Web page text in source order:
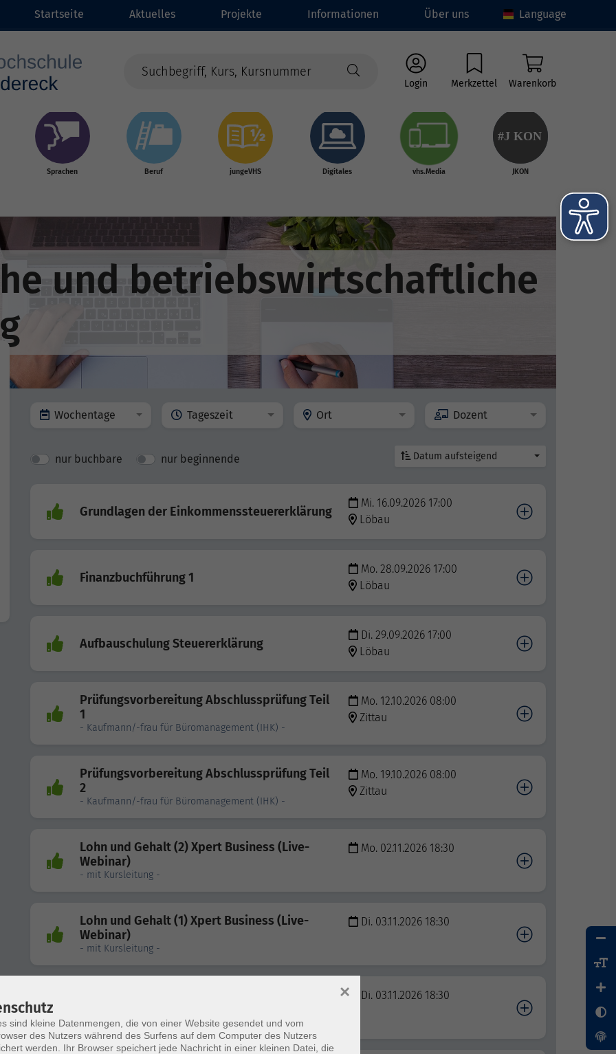
Startseite Aktuelles Projekte Informationen Über uns Language
Login Merkzettel Warenkorb
Sprachen Beruf jungeVHS Digitales vhs.Media
#J KON
JKON
und betriebswirtschaftliche
Wochentage Tageszeit Ort Dozent
nur buchbare nur beginnende Datum aufsteigend
Grundlagen der Einkommenssteuererklärung
Mi. 16.09.2026 17:00
Löbau
Finanzbuchführung 1
Mo. 28.09.2026 17:00
Löbau
Aufbauschulung Steuererklärung
Di. 29.09.2026 17:00
Löbau
Prüfungsvorbereitung Abschlussprüfung Teil
1
- Kaufmann/-frau für Büromanagement (IHK) -
Mo. 12.10.2026 08:00
Zittau
Prüfungsvorbereitung Abschlussprüfung Teil
2
- Kaufmann/-frau für Büromanagement (IHK) -
Mo. 19.10.2026 08:00
Zittau
Lohn und Gehalt (2) Xpert Business (Live-
Webinar)
- mit Kursleitung -
Mo. 02.11.2026 18:30
Lohn und Gehalt (1) Xpert Business (Live-
Webinar)
- mit Kursleitung -
Di. 03.11.2026 18:30
- mit Kursleitung -
Di. 03.11.2026 18:30
sind kleine Datenmengen, die von einer Website gesendet und vom
des Nutzers während des Surfens auf dem Computer des Nutzers
werden. Ihr Browser speichert jede Nachricht in einer kleinen Datei, die
×